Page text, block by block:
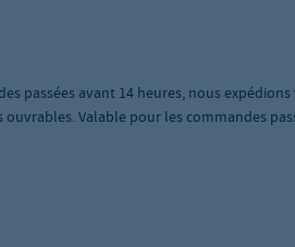
passées avant 14 heures, nous
ouvrables. Valable pour les commandes